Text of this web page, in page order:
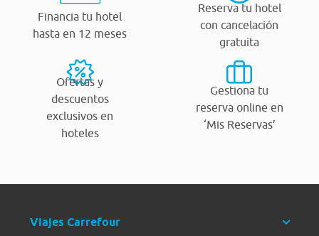
Financia tu hotel
hasta en 12 meses
Reserva tu hotel
con cancelación
gratuita
Ofertas y
descuentos
exclusivos en
hoteles
Gestiona tu
reserva online en
‘Mis Reservas’
Viajes Carrefour